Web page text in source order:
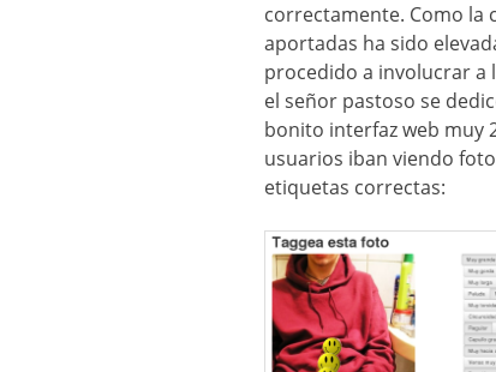
correctamente. Como la
aportadas ha sido
procedido a involucrar a
el señor pastoso se
bonito interfaz web muy
usuarios iban viendo
etiquetas correctas: